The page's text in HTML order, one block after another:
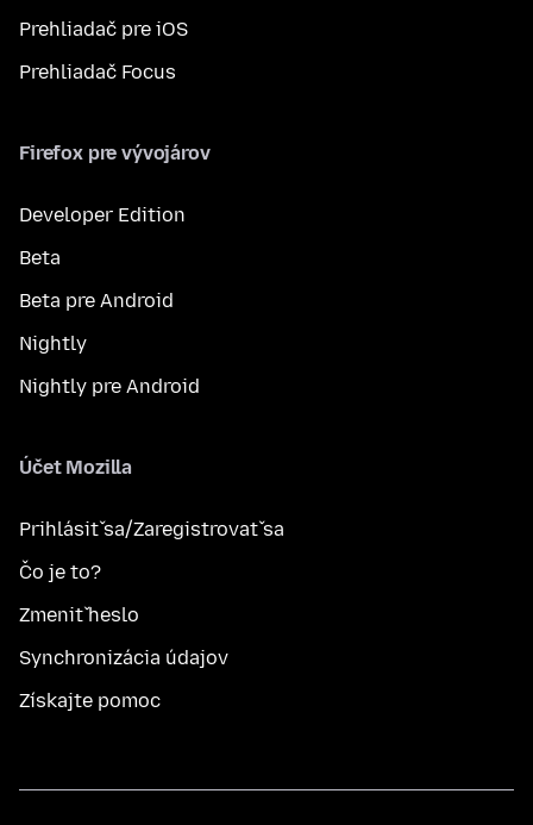
Prehliadač pre iOS
Prehliadač Focus
Firefox pre vývojárov
Developer Edition
Beta
Beta pre Android
Nightly
Nightly pre Android
Účet Mozilla
Prihlásiť sa/Zaregistrovať sa
Čo je to?
Zmeniť heslo
Synchronizácia údajov
Získajte pomoc